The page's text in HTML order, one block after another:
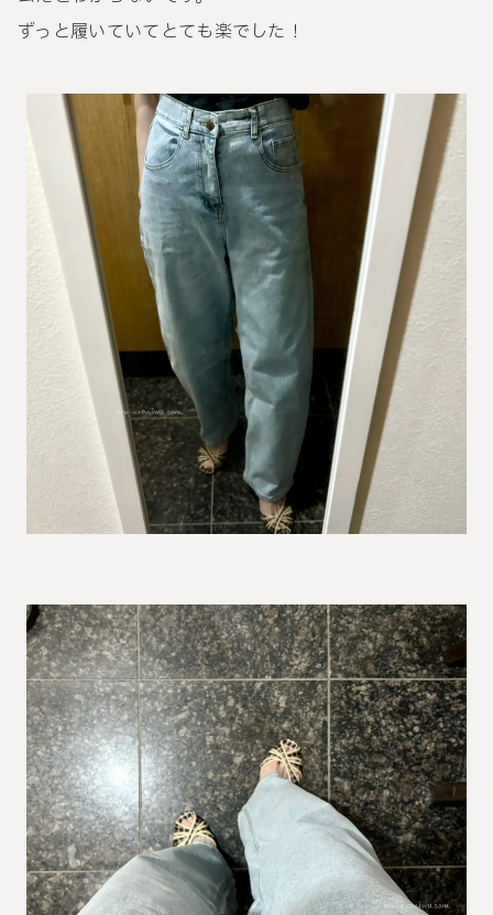
ずっと履いていてとても楽でした！